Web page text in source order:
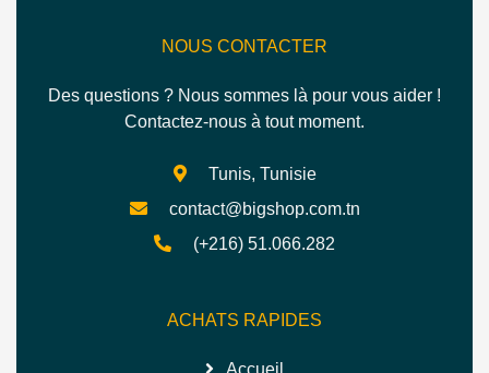
NOUS CONTACTER
Des questions ? Nous sommes là pour vous aider !
Contactez-nous à tout moment.
Tunis, Tunisie
contact@bigshop.com.tn
(+216) 51.066.282
ACHATS RAPIDES